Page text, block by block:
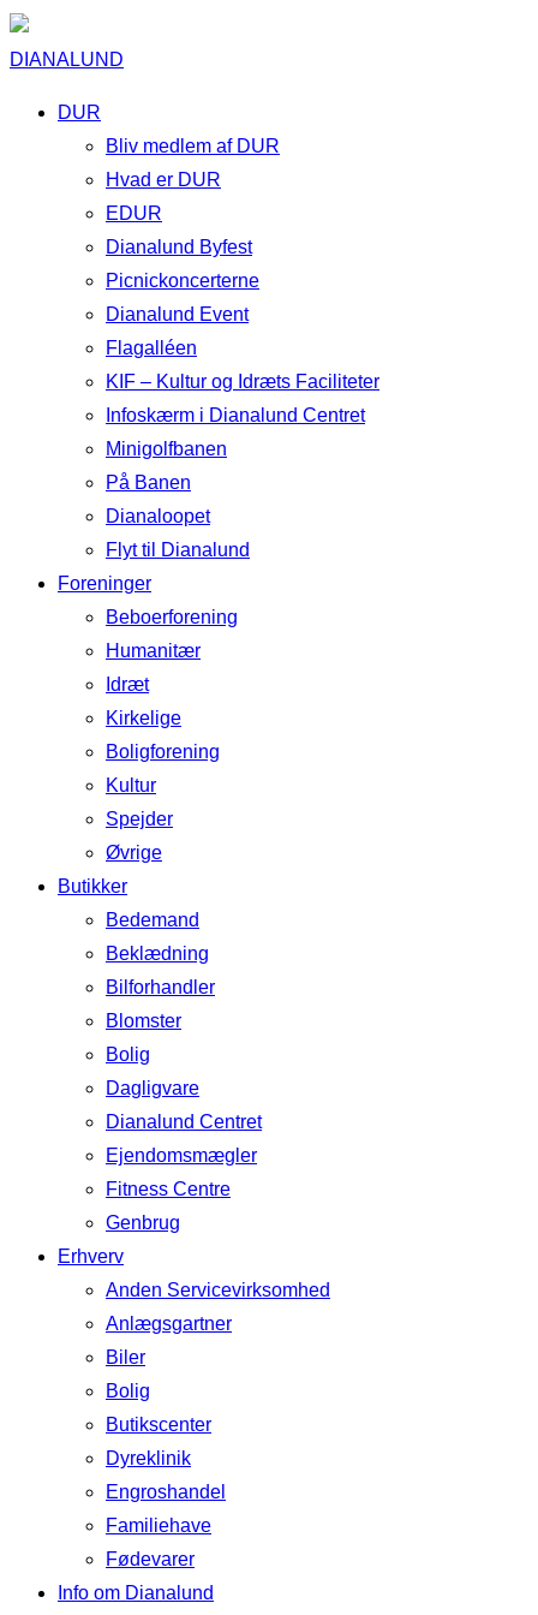
DIANALUND
DUR
Bliv medlem af DUR
Hvad er DUR
EDUR
Dianalund Byfest
Picnickoncerterne
Dianalund Event
Flagalléen
KIF – Kultur og Idræts Faciliteter
Infoskærm i Dianalund Centret
Minigolfbanen
På Banen
Dianaloopet
Flyt til Dianalund
Foreninger
Beboerforening
Humanitær
Idræt
Kirkelige
Boligforening
Kultur
Spejder
Øvrige
Butikker
Bedemand
Beklædning
Bilforhandler
Blomster
Bolig
Dagligvare
Dianalund Centret
Ejendomsmægler
Fitness Centre
Genbrug
Erhverv
Anden Servicevirksomhed
Anlægsgartner
Biler
Bolig
Butikscenter
Dyreklinik
Engroshandel
Familiehave
Fødevarer
Info om Dianalund